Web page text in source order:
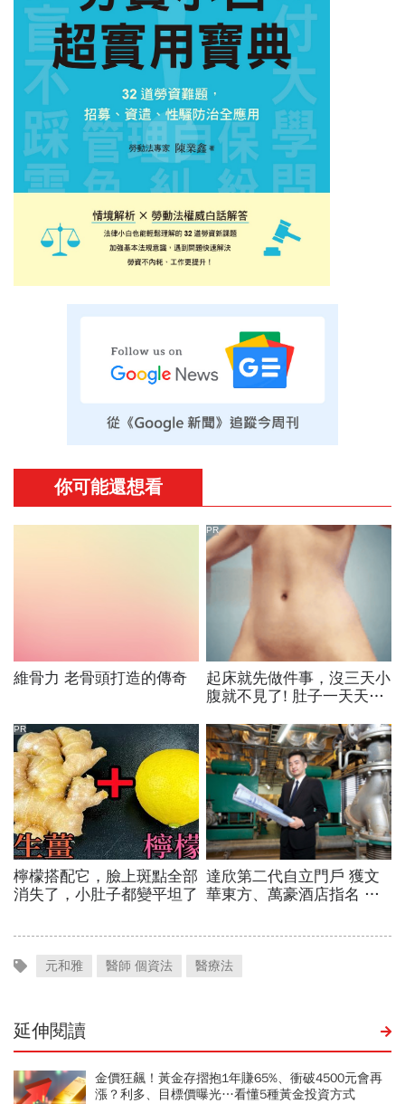
元和雅 醫師 個資法 醫療法
延伸閱讀
金價狂飆！黃金存摺抱1年賺65%、衝破4500元會再
漲？利多、目標價曝光…看懂5種黃金投資方式